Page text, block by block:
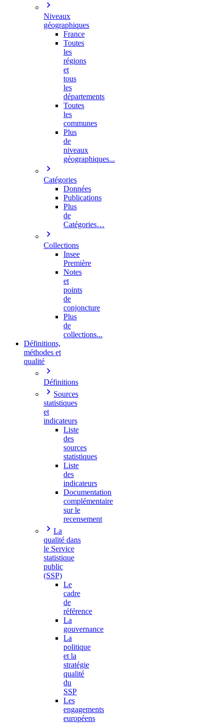
Niveaux
géographiques
France
Toutes
les
régions
et
tous
les
départements
Toutes
les
communes
Plus
de
niveaux
géographiques...
Catégories
Données
Publications
Plus
de
Catégories…
Collections
Insee
Première
Notes
et
points
de
conjoncture
Plus
de
collections...
Définitions,
méthodes et
qualité
Définitions
Sources
statistiques
et
indicateurs
Liste
des
sources
statistiques
Liste
des
indicateurs
Documentation
complémentaire
sur le
recensement
La
qualité dans
le Service
statistique
public
(SSP)
Le
cadre
de
référence
La
gouvernance
La
politique
et la
stratégie
qualité
du
SSP
Les
engagements
européens